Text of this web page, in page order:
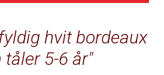
hvit bordeaux
tåler 5-6 år